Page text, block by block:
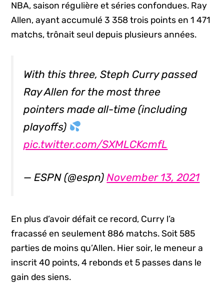
NBA, saison régulière et séries confondues. Ray
Allen, ayant accumulé 3 358 trois points en 1 471
matchs, trônait seul depuis plusieurs années.
With this three, Steph Curry passed
Ray Allen for the most three
pointers made all-time (including
playoffs)
pic.twitter.com/SXMLCKcmfL
— ESPN (@espn)November 13, 2021
En plus d’avoir défait ce record, Curry l’a
fracassé en seulement 886 matchs. Soit 585
parties de moins qu’Allen. Hier soir, le meneur a
inscrit 40 points, 4 rebonds et 5 passes dans le
gain des siens.